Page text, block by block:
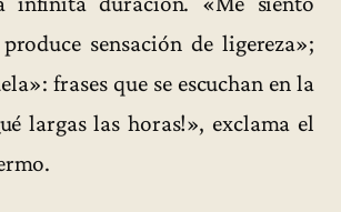
sensación de ligereza»;
frases que se escuchan en la
largas las horas!», exclama el